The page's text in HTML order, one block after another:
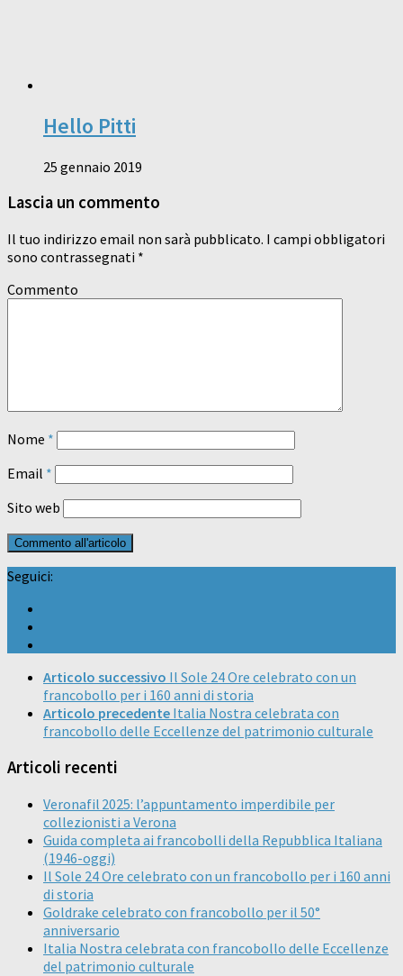
Hello Pitti
25 gennaio 2019
Lascia un commento
Il tuo indirizzo email non sarà pubblicato. I campi obbligatori
sono contrassegnati *
Commento
Nome *
Email *
Sito web
Seguici:
Articolo successivo Il Sole 24 Ore celebrato con un
francobollo per i 160 anni di storia
Articolo precedente Italia Nostra celebrata con
francobollo delle Eccellenze del patrimonio culturale
Articoli recenti
Veronafil 2025: l’appuntamento imperdibile per
collezionisti a Verona
Guida completa ai francobolli della Repubblica Italiana
(1946-oggi)
Il Sole 24 Ore celebrato con un francobollo per i 160 anni
di storia
Goldrake celebrato con francobollo per il 50°
anniversario
Italia Nostra celebrata con francobollo delle Eccellenze
del patrimonio culturale